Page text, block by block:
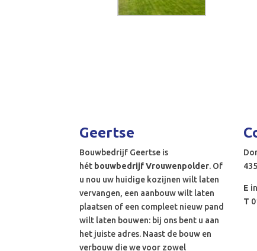
Geertse
Bouwbedrijf Geertse is
hét bouwbedrijf Vrouwenpolder. Of
u nou uw huidige kozijnen wilt laten
vervangen, een aanbouw wilt laten
plaatsen of een compleet nieuw pand
wilt laten bouwen: bij ons bent u aan
het juiste adres. Naast de bouw en
verbouw die we voor zowel
E
T